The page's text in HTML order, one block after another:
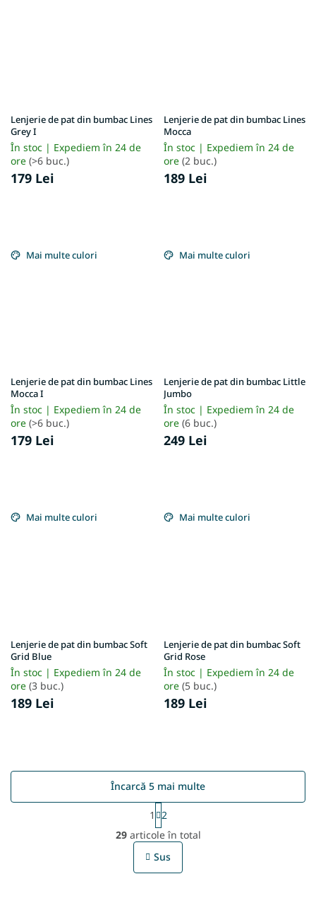
Lenjerie de pat din bumbac Lines
Grey I
În stoc | Expediem în 24 de
ore (>6 buc.)
179 Lei
Lenjerie de pat din bumbac Lines
Mocca
În stoc | Expediem în 24 de
ore (2 buc.)
189 Lei
Mai multe culori
Lenjerie de pat din bumbac Lines
Mocca I
În stoc | Expediem în 24 de
ore (>6 buc.)
179 Lei
Mai multe culori
Lenjerie de pat din bumbac Little
Jumbo
În stoc | Expediem în 24 de
ore (6 buc.)
249 Lei
Mai multe culori
Lenjerie de pat din bumbac Soft
Grid Blue
În stoc | Expediem în 24 de
ore (3 buc.)
189 Lei
Mai multe culori
Lenjerie de pat din bumbac Soft
Grid Rose
În stoc | Expediem în 24 de
ore (5 buc.)
189 Lei
C
o
n
Încarcă 5 mai multe
P
a
g
i
n
1
2
29articole în total
Sus